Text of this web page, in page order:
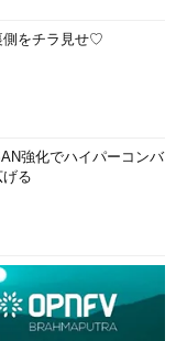
有効化パッケー
要があるパスワー
の実行完了を待って
か？
スタマイズする」の
側をチラ見せ♡
強化でハイパーコンバ
る